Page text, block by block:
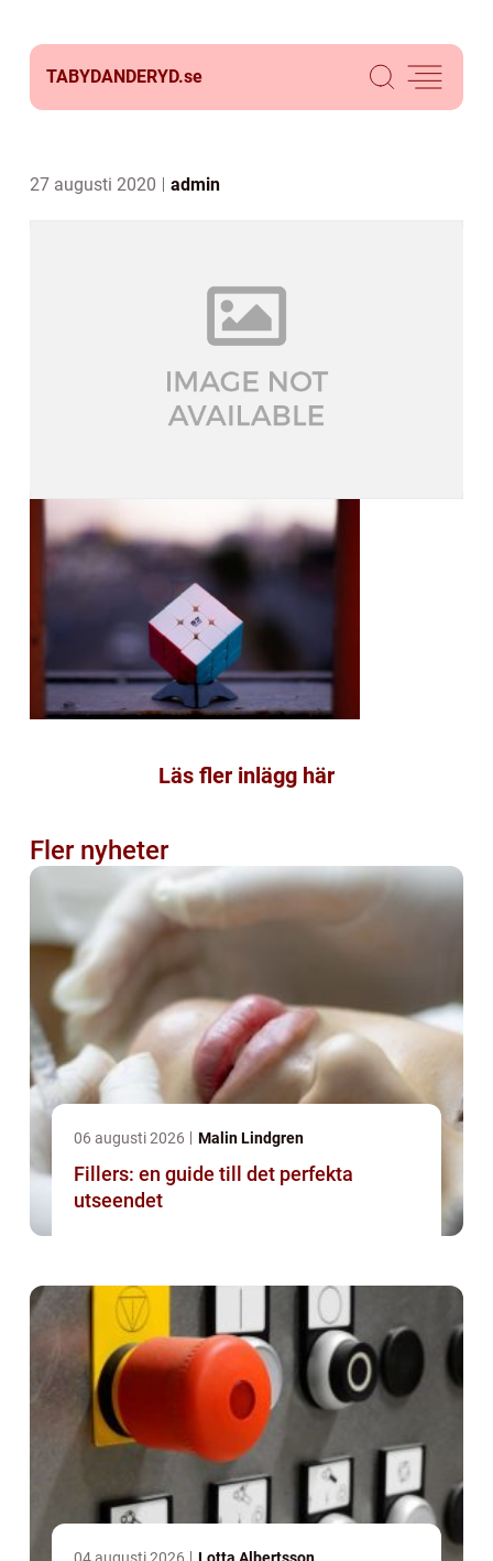
TABYDANDERYD.se
27 augusti 2020 admin
Läs fler inlägg här
Fler nyheter
06 augusti 2026 Malin Lindgren
Fillers: en guide till det perfekta
utseendet